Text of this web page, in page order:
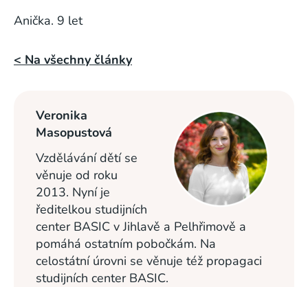
Anička. 9 let
< Na všechny články
Veronika
Masopustová
Vzdělávání dětí se
věnuje od roku
2013. Nyní je
ředitelkou studijních
center BASIC v Jihlavě a Pelhřimově a
pomáhá ostatním pobočkám. Na
celostátní úrovni se věnuje též propagaci
studijních center BASIC.